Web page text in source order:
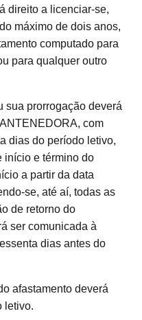
direito a licenciar-se,
máximo de dois anos,
computado para
para qualquer outro
sua prorrogação deverá
com
dias do período letivo,
início e término do
a partir da data
se, até aí, todas as
de retorno do
ser comunicada à
dias antes do
afastamento deverá
letivo.